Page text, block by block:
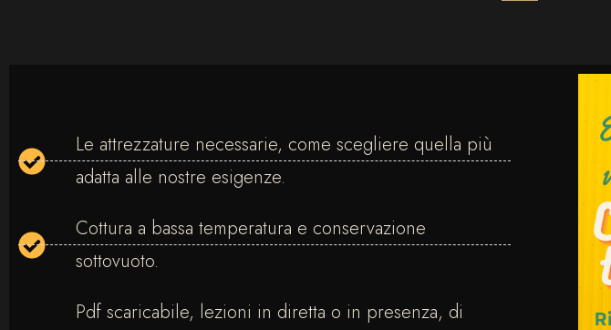
Le attrezzature necessarie, come scegliere quella più
adatta alle nostre esigenze.
Cottura a bassa temperatura e conservazione
sottovuoto.
Pdf scaricabile, lezioni in diretta o in presenza, di